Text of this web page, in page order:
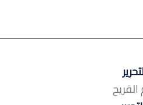
الفريح